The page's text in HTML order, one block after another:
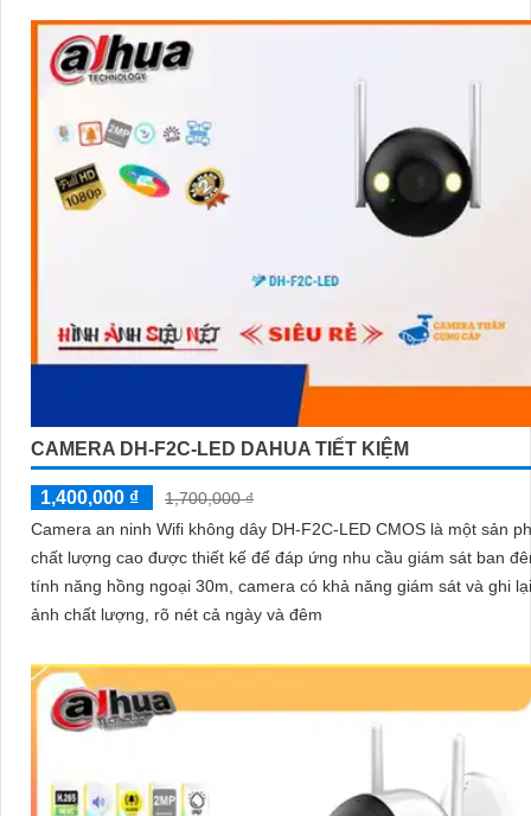
CAMERA DH-F2C-LED DAHUA TIẾT KIỆM
1,400,000 ₫
1,700,000 ₫
Camera an ninh Wifi không dây DH-F2C-LED CMOS là một sản
chất lượng cao được thiết kế để đáp ứng nhu cầu giám sát ban đêm.
tính năng hồng ngoại 30m, camera có khả năng giám sát và ghi
ảnh chất lượng, rõ nét cả ngày và đêm